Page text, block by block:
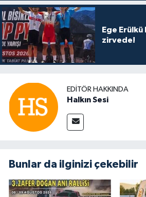
Ege
zirvede!
EDITÖR HAKKINDA
Halkın Sesi
Bunlar da ilginizi çekebilir